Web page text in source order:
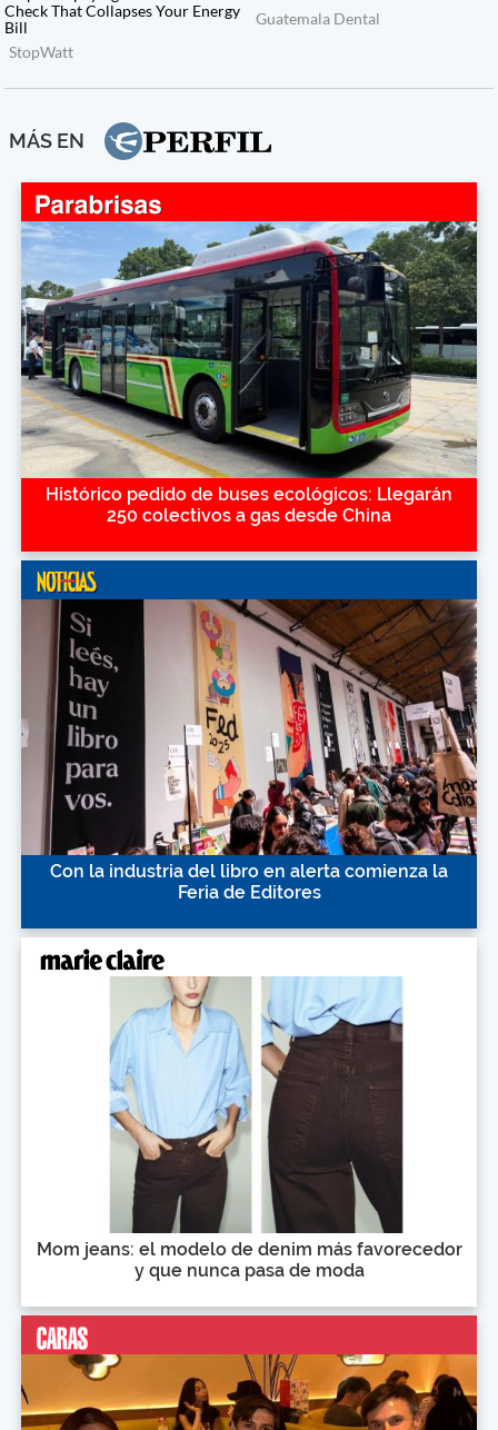
MÁS EN
Histórico pedido de buses ecológicos: Llegarán
250 colectivos a gas desde China
Con la industria del libro en alerta comienza la
Feria de Editores
Mom jeans: el modelo de denim más favorecedor
y que nunca pasa de moda